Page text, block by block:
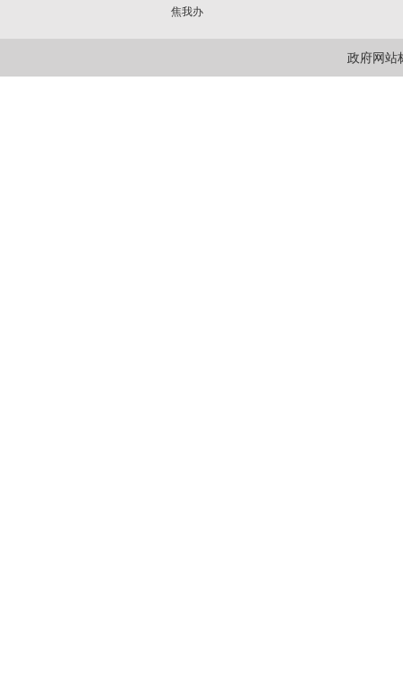
焦我办
政府网站